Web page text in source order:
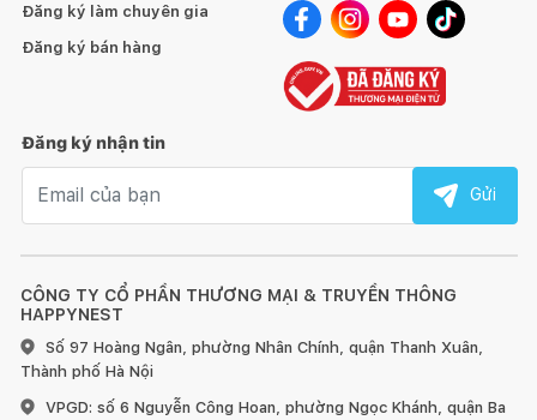
CÔNG TY CỔ PHẦN THƯƠNG MẠI & TRUYỀN THÔNG
HAPPYNEST
Số 97 Hoàng Ngân, phường Nhân Chính, quận Thanh Xuân,
Thành phố Hà Nội
VPGD: số 6 Nguyễn Công Hoan, phường Ngọc Khánh, quận Ba
Đăng ký làm chuyên gia
Đăng ký bán hàng
Đăng ký nhận tin
Gửi